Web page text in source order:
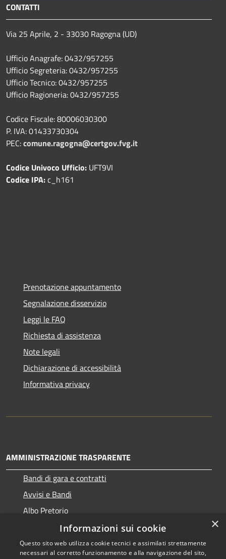
CONTATTI
Via 25 Aprile, 2 - 33030 Ragogna (UD)
Ufficio Anagrafe: 0432/957255
Ufficio Segreteria: 0432/957255
Ufficio Tecnico: 0432/957255
Ufficio Ragioneria: 0432/957255
Codice Fiscale: 80006030300
P. IVA: 01433730304
PEC:comune.ragogna@certgov.fvg.it
Codice Univoco Ufficio: UFT9VI
Codice IPA:c_h161
Prenotazione appuntamento
Segnalazione disservizio
Leggi le FAQ
Richiesta di assistenza
Note legali
Dichiarazione di accessibilità
Informativa privacy
AMMINISTRAZIONE TRASPARENTE
Bandi di gara e contratti
Avvisi e Bandi
Albo Pretorio
×
Informazioni sui cookie
Questo sito web utilizza cookie tecnici e assimilati strettamente
necessari al corretto funzionamento e alla navigazione del sito,